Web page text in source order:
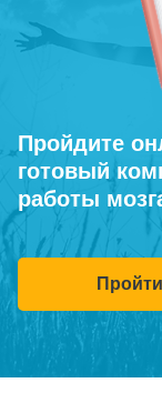
Пройдите
готовый
работы